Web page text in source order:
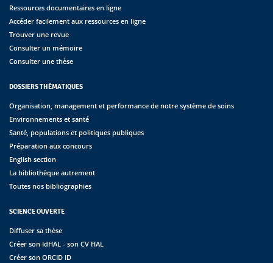
Ressources documentaires en ligne
Accéder facilement aux ressources en ligne
Trouver une revue
Consulter un mémoire
Consulter une thèse
DOSSIERS THÉMATIQUES
Organisation, management et performance de notre système de soins
Environnements et santé
Santé, populations et politiques publiques
Préparation aux concours
English section
La bibliothèque autrement
Toutes nos bibliographies
SCIENCE OUVERTE
Diffuser sa thèse
Créer son IdHAL - son CV HAL
Créer son ORCID ID